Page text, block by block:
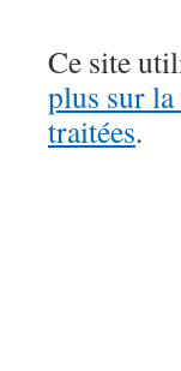
Ce site
plus sur
traitées.